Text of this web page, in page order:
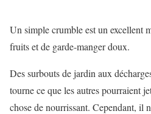
Un simple crumble est un excellent
fruits et de garde-manger doux.
Des surbouts de jardin aux
tourne ce que les autres pourraient
chose de nourrissant. Cependant, il